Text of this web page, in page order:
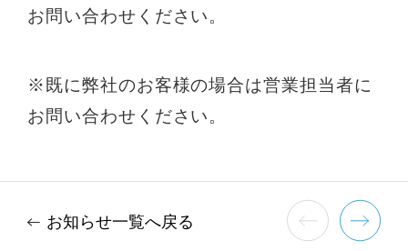
お問い合わせください。
※既に弊社のお客様の場合は営業担当者に
お問い合わせください。
お知らせ一覧へ戻る